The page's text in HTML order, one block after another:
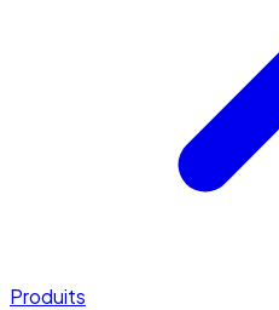
Produits